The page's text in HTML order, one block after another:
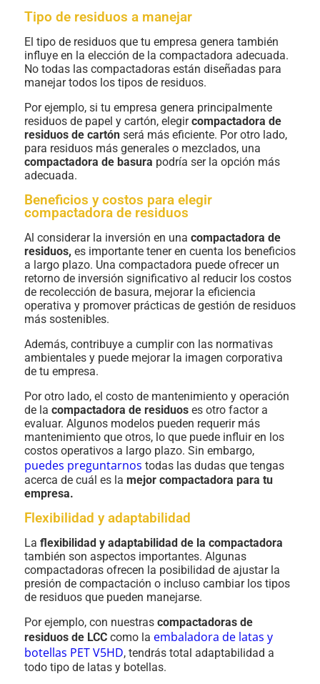
Tipo de residuos a manejar
El tipo de residuos que tu empresa genera también
influye en la elección de la compactadora adecuada.
No todas las compactadoras están diseñadas para
manejar todos los tipos de residuos.
Por ejemplo, si tu empresa genera principalmente
residuos de papel y cartón, elegircompactadora de
residuos de cartón será más eficiente. Por otro lado,
para residuos más generales o mezclados, una
compactadora de basura podría ser la opción más
adecuada.
Beneficios y costos para elegir
compactadora de residuos
Al considerar la inversión en una compactadora de
residuos, es importante tener en cuenta los beneficios
a largo plazo. Una compactadora puede ofrecer un
retorno de inversión significativo al reducir los costos
de recolección de basura, mejorar la eficiencia
operativa y promover prácticas de gestión de residuos
más sostenibles.
Además, contribuye a cumplir con las normativas
ambientales y puede mejorar la imagen corporativa
de tu empresa.
Por otro lado, el costo de mantenimiento y operación
de la compactadora de residuos es otro factor a
evaluar. Algunos modelos pueden requerir más
mantenimiento que otros, lo que puede influir en los
costos operativos a largo plazo. Sin embargo,
puedes preguntarnos todas las dudas que tengas
acerca de cuál es la mejor compactadora para tu
empresa.
Flexibilidad y adaptabilidad
La flexibilidad y adaptabilidad de la compactadora
también son aspectos importantes. Algunas
compactadoras ofrecen la posibilidad de ajustar la
presión de compactación o incluso cambiar los tipos
de residuos que pueden manejarse.
Por ejemplo, con nuestras compactadoras de
residuos de LCC como la embaladora de latas y
botellas PET V5HD, tendrás total adaptabilidad a
todo tipo de latas y botellas.